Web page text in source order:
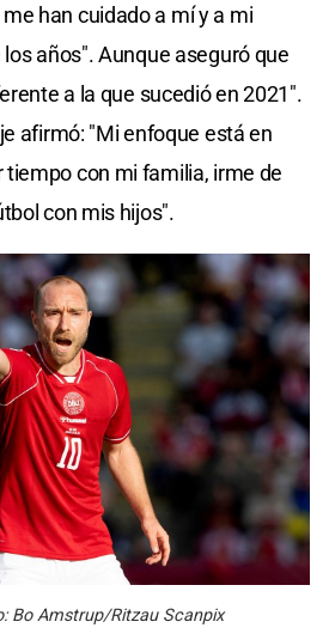
han cuidado a mí y a mi
años". Aunque aseguró que
a la que sucedió en 2021".
afirmó: "Mi enfoque está en
con mi familia, irme de
con mis hijos".
Bo Amstrup/Ritzau Scanpix